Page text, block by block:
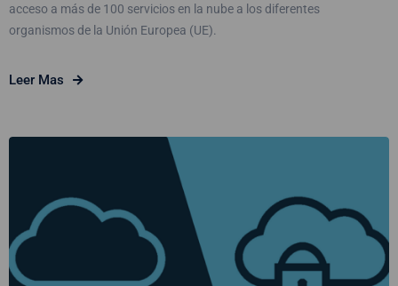
acceso a más de 100 servicios en la nube a los diferentes
organismos de la Unión Europea (UE).
Leer Mas